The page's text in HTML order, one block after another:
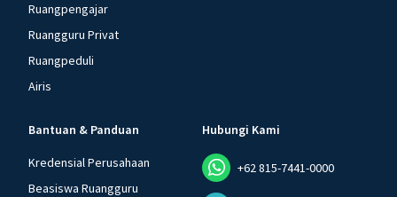
Ruangpengajar
Ruangguru Privat
Ruangpeduli
Airis
Bantuan & Panduan
Kredensial Perusahaan
Beasiswa Ruangguru
Hubungi Kami
+62 815-7441-0000